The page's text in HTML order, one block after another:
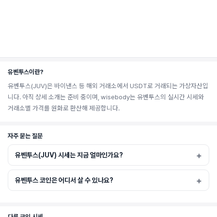
유벤투스이란?
유벤투스(JUV)은 바이낸스 등 해외 거래소에서 USDT로 거래되는 가상자산입
니다. 아직 상세 소개는 준비 중이며, wisebody는 유벤투스의 실시간 시세와
거래소별 가격를 원화로 환산해 제공합니다.
자주 묻는 질문
유벤투스(JUV) 시세는 지금 얼마인가요?
유벤투스 코인은 어디서 살 수 있나요?